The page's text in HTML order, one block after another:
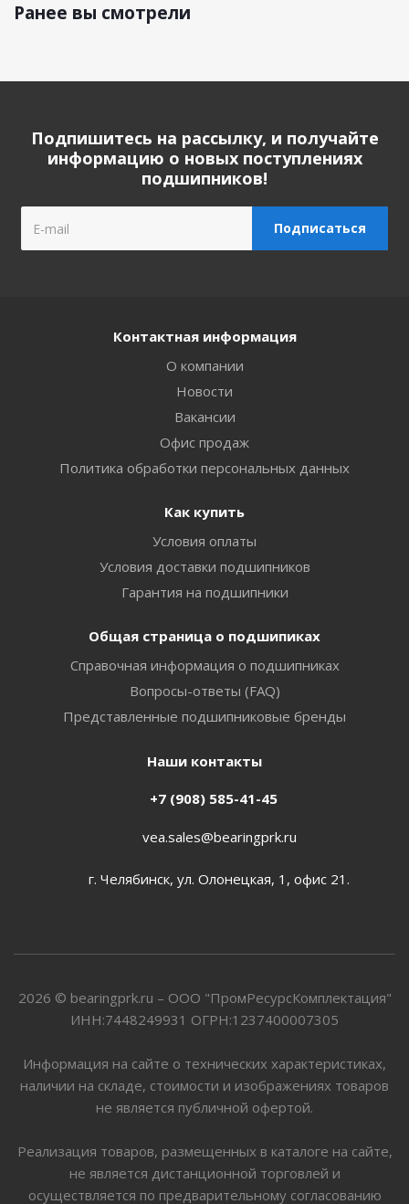
Ранее вы смотрели
Подпишитесь на рассылку, и получайте
информацию о новых поступлениях
подшипников!
Контактная информация
О компании
Новости
Вакансии
Офис продаж
Политика обработки персональных данных
Как купить
Условия оплаты
Условия доставки подшипников
Гарантия на подшипники
Общая страница о подшипиках
Справочная информация о подшипниках
Вопросы-ответы (FAQ)
Представленные подшипниковые бренды
Наши контакты
+7 (908) 585-41-45
vea.sales@bearingprk.ru
г. Челябинск, ул. Олонецкая, 1, офис 21.
2026 © bearingprk.ru – ООО "ПромРесурсКомплектация"
ИНН:7448249931 ОГРН:1237400007305
Информация на сайте о технических характеристиках,
наличии на складе, стоимости и изображениях товаров
не является публичной офертой.
Реализация товаров, размещенных в каталоге на сайте,
не является дистанционной торговлей и
осуществляется по предварительному согласованию